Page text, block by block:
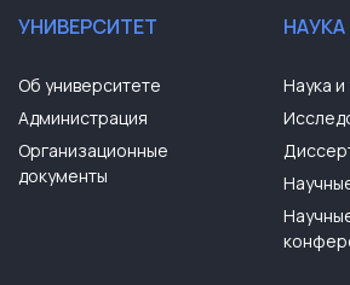
УНИВЕРСИТЕТ
Об университете
Администрация
Организационные
документы
Наука